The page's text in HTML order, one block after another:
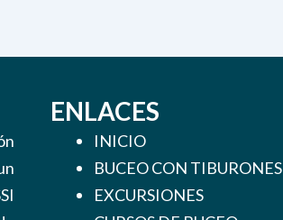
ENLACES
INICIO
BUCEO CON TIBURONES
EXCURSIONES